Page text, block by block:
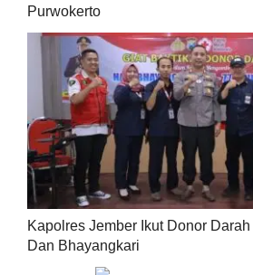
Purwokerto
Kapolres Jember Ikut Donor
Dan Bhayangkari